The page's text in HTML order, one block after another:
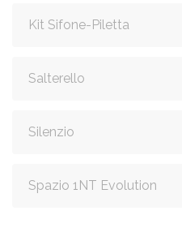
Kit Sifone-Piletta
Salterello
Silenzio
Spazio 1NT Evolution